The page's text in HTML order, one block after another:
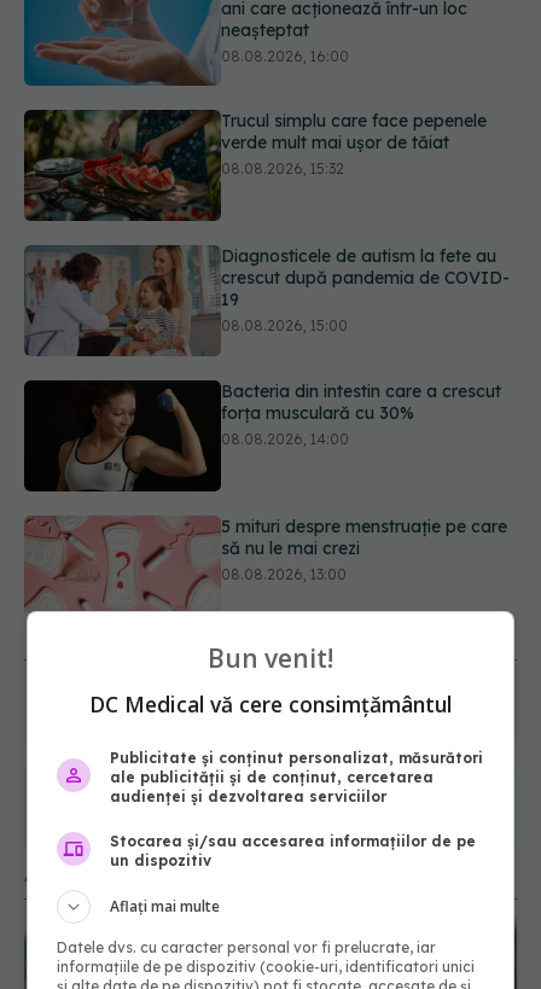
verde mult mai ușor de tăiat
08.08.2026, 15:32
Diagnosticele de autism la fete au
crescut după pandemia de COVID-
19
Bacteria din intestin care a crescut
forța musculară cu 30%
08.08.2026, 14:00
5 mituri despre menstruație pe care
să nu le mai crezi
08.08.2026, 13:00
Medicamentul folosit de peste 60 de
ani care acționează într-un loc
neașteptat
6560
URMĂRITORI URMĂRITORI
ARTICOLE SIMILARE
Bun venit!
DC Medical vă cere consimțământul
Publicitate și conținut personalizat, măsurători
ale publicității și de conținut, cercetarea
audienței și dezvoltarea serviciilor
Stocarea și/sau accesarea informațiilor de pe
un dispozitiv
Aflați mai multe
Datele dvs. cu caracter personal vor fi prelucrate, iar
informațiile de pe dispozitiv (cookie-uri, identificatori unici